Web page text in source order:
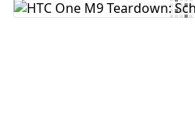
Kommentar hinzufügen